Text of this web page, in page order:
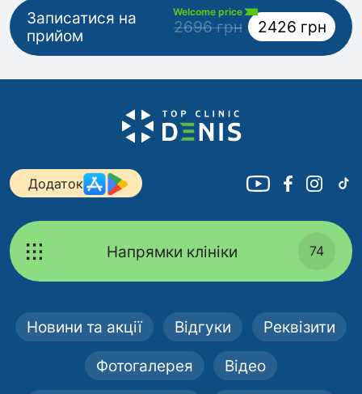
Записатися на
прийом
Welcome price
2696 грн 2426 грн
Додаток
Напрямки клініки 74
Новини та акції Відгуки Реквізити
Фотогалерея Відео